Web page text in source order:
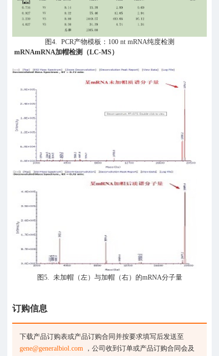
图 4. PCR产物模板： 100 nt mRNA纯度检测
mRNAmRNA加帽检测（LC-MS）
图 5. 未加帽（左）与加帽（右）的mRNA分子量
订购信息
下载产品订购表或产品订购合同并按要求填写后发送至
gene@generalbiol.com ，公司收到订单或产品订购合同会及